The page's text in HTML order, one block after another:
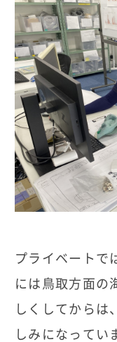
プライベートで
には鳥取方面の
しくしてからは
しみになってい